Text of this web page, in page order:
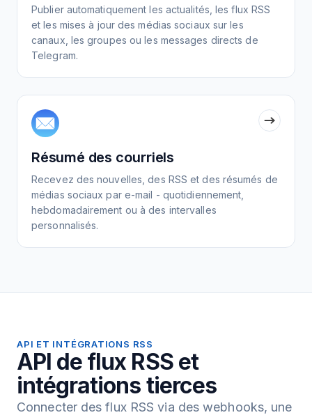
Publier automatiquement les actualités, les flux RSS
et les mises à jour des médias sociaux sur les
canaux, les groupes ou les messages directs de
Telegram.
Résumé des courriels
Recevez des nouvelles, des RSS et des résumés de
médias sociaux par e-mail - quotidiennement,
hebdomadairement ou à des intervalles
personnalisés.
API ET INTÉGRATIONS RSS
API de flux RSS et
intégrations tierces
Connecter des flux RSS via des webhooks, une